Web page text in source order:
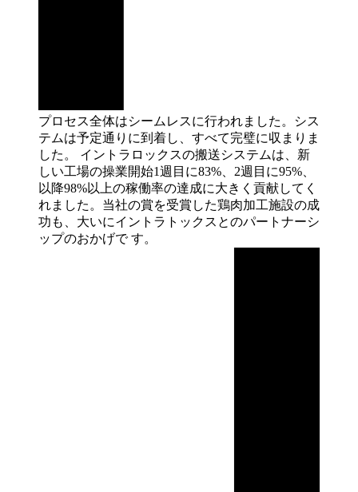
プロセス全体はシームレスに行われました。シス
テムは予定通りに到着し、すべて完璧に収まりま
した。 イントラロックスの搬送システムは、新
しい工場の操業開始1週目に83%、2週目に95%、
以降98%以上の稼働率の達成に大きく貢献してく
れました。当社の賞を受賞した鶏肉加工施設の成
功も、大いにイントラトックスとのパートナーシ
ップのおかげで す。